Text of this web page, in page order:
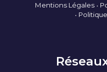
Mentions Légales